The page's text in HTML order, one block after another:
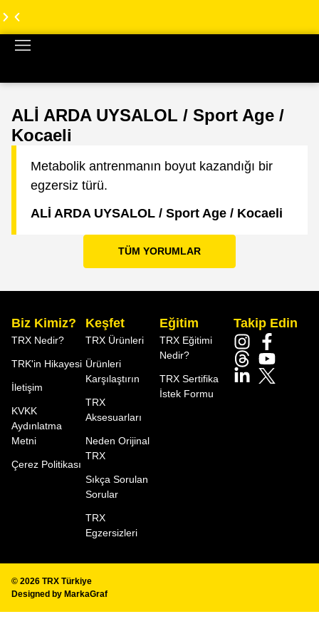
TRX
Sitesi
TRX
Sitesi
ALİ ARDA UYSALOL / Sport Age /
Kocaeli
Metabolik antrenmanın boyut kazandığı bir
egzersiz türü.
ALİ ARDA UYSALOL / Sport Age / Kocaeli
TÜM YORUMLAR
Biz Kimiz?
TRX Nedir?
TRK'in Hikayesi
İletişim
KVKK
Aydınlatma
Metni
Çerez Politikası
Keşfet
TRX Ürünleri
Ürünleri
Karşılaştırın
TRX
Aksesuarları
Neden Orijinal
TRX
Sıkça Sorulan
Sorular
TRX
Egzersizleri
Eğitim
TRX Eğitimi
Nedir?
TRX Sertifika
İstek Formu
Takip Edin
© 2026 TRX Türkiye
Designed by MarkaGraf